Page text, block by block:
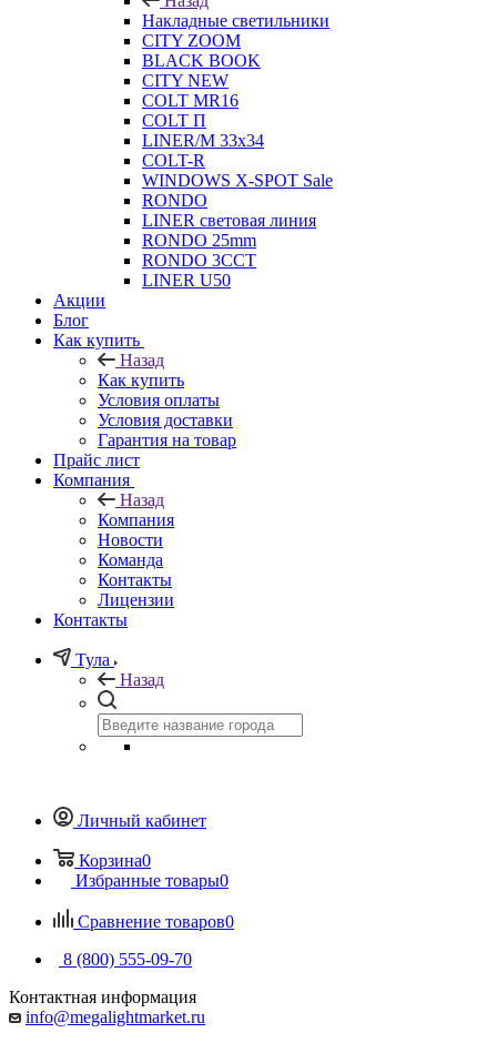
Накладные светильники
CITY ZOOM
BLACK BOOK
CITY NEW
COLT MR16
COLT П
LINER/М 33х34
COLT-R
WINDOWS X-SPOT Sale
RONDO
LINER световая линия
RONDO 25mm
RONDO 3CCT
LINER U50
Акции
Блог
Как купить
Назад
Как купить
Условия оплаты
Условия доставки
Гарантия на товар
Прайс лист
Компания
Назад
Компания
Новости
Команда
Контакты
Лицензии
Контакты
Тула
Назад
Личный кабинет
Корзина0
Избранные товары0
Сравнение товаров0
8 (800) 555-09-70
Контактная информация
info@megalightmarket.ru